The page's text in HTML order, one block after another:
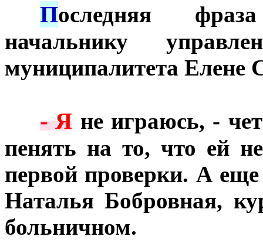
Последняя
начальнику
муниципалитета Елене
- Я не играюсь, -
пенять на то, что ей
первой проверки. А еще
Наталья Бобровная,
больничном.